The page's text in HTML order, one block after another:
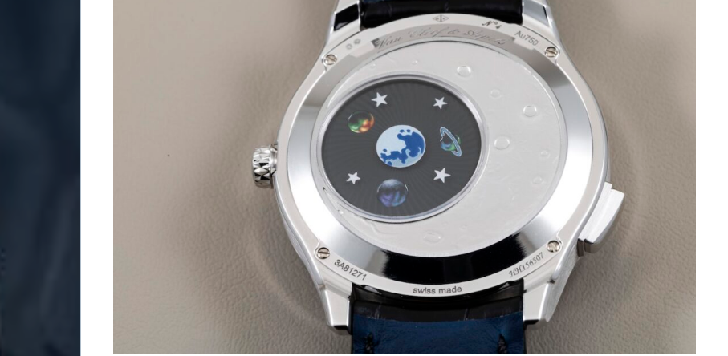
Lifestyle